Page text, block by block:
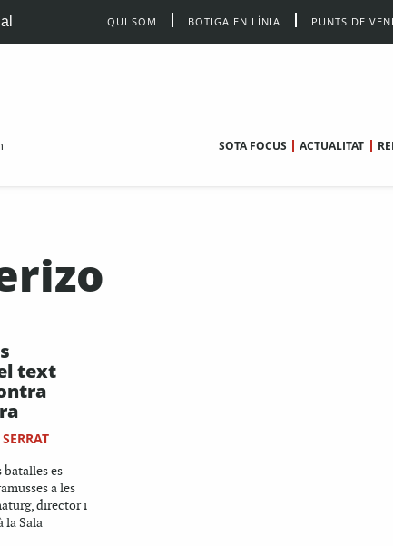
QUI SOM BOTIGA EN LÍNIA PUNTS DE
SOTA FOCUS ACTUALITAT
text
batalles es
a les
director i
la Sala